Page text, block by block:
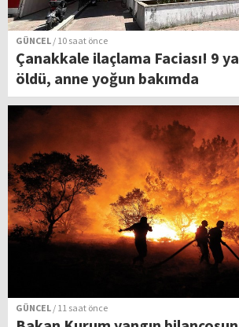
GÜNCEL / 10 saat önce
Çanakkale ilaçlama Faciası! 9
öldü, anne yoğun bakımda
GÜNCEL / 11 saat önce